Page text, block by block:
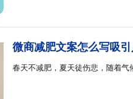
微商减肥文案怎么写吸引
春天不减肥，夏天徒伤悲，随着